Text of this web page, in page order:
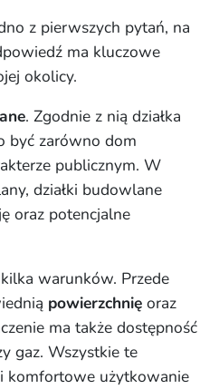
z pierwszych pytań, na
ma kluczowe
okolicy.
. Zgodnie z nią działka
być zarówno dom
publicznym. W
działki budowlane
oraz potencjalne
warunków. Przede
powierzchnię oraz
ma także dostępność
gaz. Wszystkie te
komfortowe użytkowanie